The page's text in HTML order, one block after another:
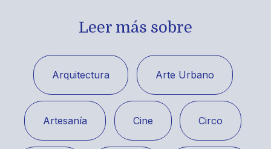
Leer más sobre
Arquitectura Arte Urbano
Artesanía Cine Circo